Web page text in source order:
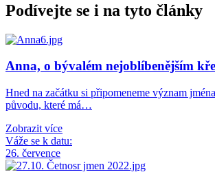
Podívejte se i na tyto články
Anna, o bývalém nejoblíbenějším
Hned na začátku si připomeneme význam
původu, které má…
Zobrazit více
Váže se k datu:
26. července